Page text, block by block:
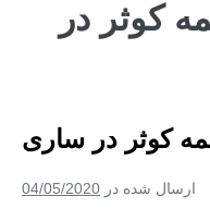
کوثر در
کوثر در ساری
ارسال شده در 04/05/2020